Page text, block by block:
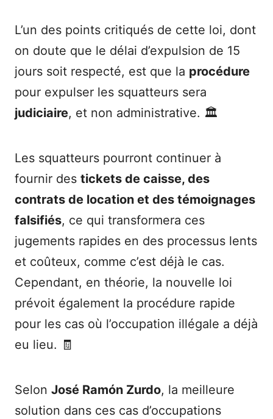
L’un des points critiqués de cette loi, dont
on doute que le délai d’expulsion de 15
jours soit respecté, est que la procédure
pour expulser les squatteurs sera
judiciaire, et non administrative. 🏛️
Les squatteurs pourront continuer à
fournir des tickets de caisse, des
contrats de location et des témoignages
falsifiés, ce qui transformera ces
jugements rapides en des processus lents
et coûteux, comme c’est déjà le cas.
Cependant, en théorie, la nouvelle loi
prévoit également la procédure rapide
pour les cas où l’occupation illégale a déjà
eu lieu. 🧾
Selon José Ramón Zurdo, la meilleure
solution dans ces cas d’occupations